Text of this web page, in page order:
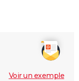
Voir un exemple